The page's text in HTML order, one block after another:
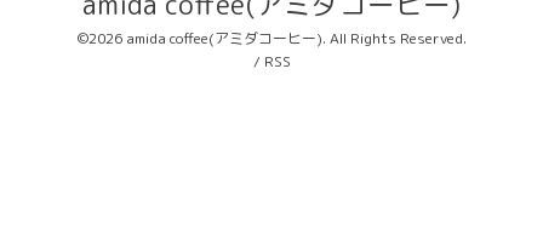
©2026 amida coffee(アミダコーヒー). All Rights Reserved.
/ RSS